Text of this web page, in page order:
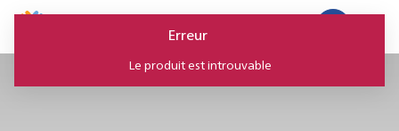
Erreur
Le produit est introuvable
Panneau de gestion des cookies